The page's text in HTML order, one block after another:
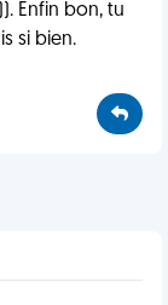
Enfin bon, tu
si bien.